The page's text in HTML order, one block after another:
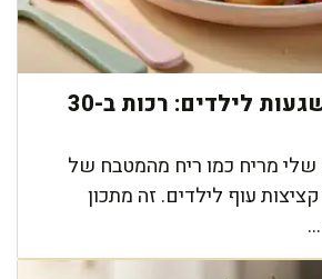
קציצות עוף משגעות לילדים: רכות ב-30
מריח כמו ריח מהמטבח של
עוף לילדים. זה מתכון